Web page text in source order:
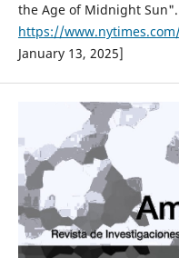
the Age of Midnight
https://
January 13, 2025]